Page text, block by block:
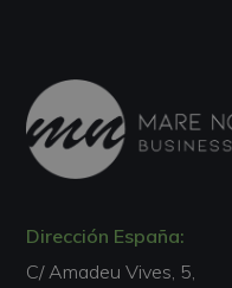
Dirección España:
C/ Amadeu Vives, 5,